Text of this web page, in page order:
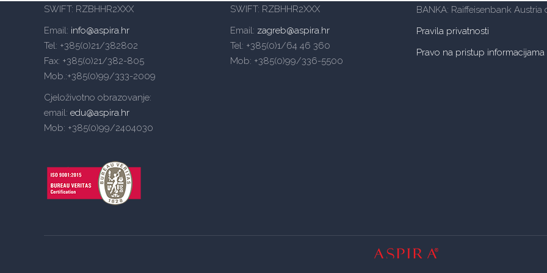
SWIFT: RZBHHR2XXX
Email: info@aspira.hr
Tel: +385(0)21/382802
Fax: +385(0)21/382-805
Mob.:+385(0)99/333-2009
Cjeloživotno obrazovanje:
email: edu@aspira.hr
Mob: +385(0)99/2404030
SWIFT: RZBHHR2XXX
Email: zagreb@aspira.hr
Tel: +385(0)1/64 46 360
Mob: +385(0)99/336-5500
BANKA: Raiffeisenbank Austria
Pravila privatnosti
Pravo na pristup informacijama